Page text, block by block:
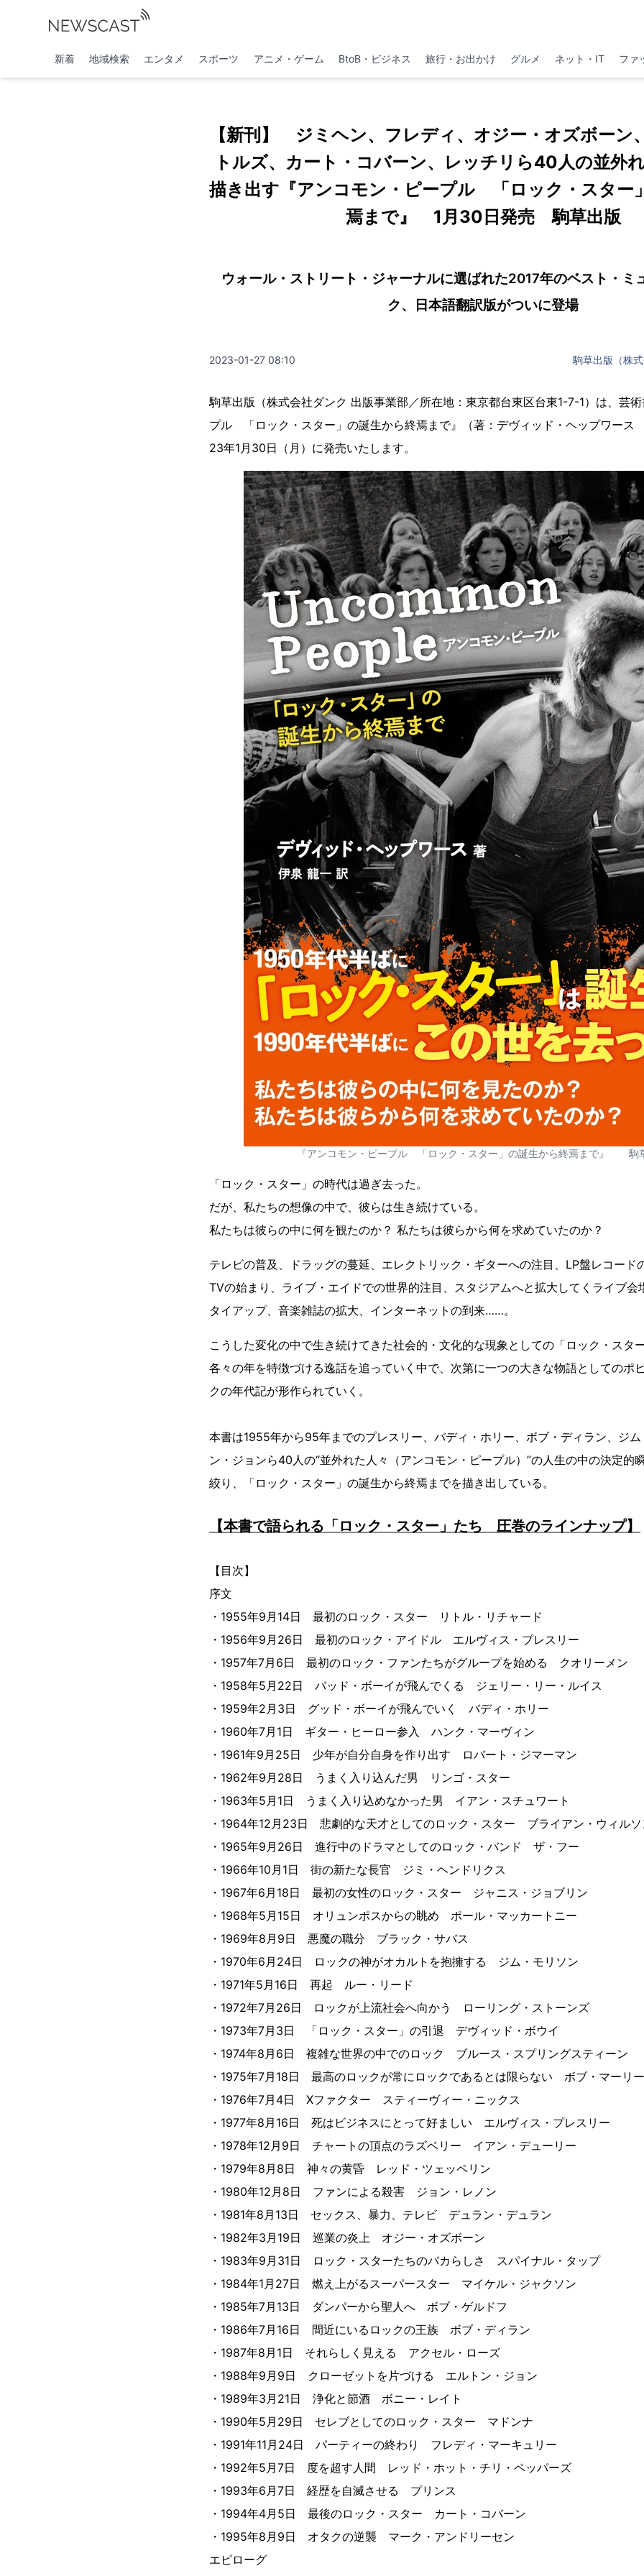
新着 地域検索 エンタメ スポーツ アニメ・ゲーム BtoB・ビジネス 旅行・お出かけ グルメ ネット・IT ファ
【新刊】 ジミヘン、フレディ、オジー・オズボーン
トルズ、カート・コバーン、レッチリら40人の並外
描き出す『アンコモン・ピープル 「ロック・スター
焉まで』 1月30日発売 駒草出版
ウォール・ストリート・ジャーナルに選ばれた2017年のベスト・ミ
ク、日本語翻訳版がついに登場
2023-01-27 08:10 駒草出版（株
駒草出版（株式会社ダンク 出版事業部／所在地：東京都台東区台東1-7-1）は、芸
プル 「ロック・スター」の誕生から終焉まで』（著：デヴィッド・ヘップワー
23年1月30日（月）に発売いたします。
『アンコモン・ピープル 「ロック・スター」の誕生から終焉まで』 駒
「ロック・スター」の時代は過ぎ去った。
だが、私たちの想像の中で、彼らは生き続けている。
私たちは彼らの中に何を観たのか？ 私たちは彼らから何を求めていたのか？
テレビの普及、ドラッグの蔓延、エレクトリック・ギターへの注目、LP盤レコード
TVの始まり、ライブ・エイドでの世界的注目、スタジアムへと拡大してくライブ会
タイアップ、音楽雑誌の拡大、インターネットの到来……。
こうした変化の中で生き続けてきた社会的・文化的な現象としての「ロック・スタ
各々の年を特徴づける逸話を追っていく中で、次第に一つの大きな物語としてのポ
クの年代記が形作られていく。
本書は1955年から95年までのプレスリー、バディ・ホリー、ボブ・ディラン、ジ
ン・ジョンら40人の“並外れた人々（アンコモン・ピープル）”の人生の中の決定的
絞り、「ロック・スター」の誕生から終焉までを描き出している。
【本書で語られる「ロック・スター」たち 圧巻のラインナップ】
【目次】
序文
・1955年9月14日 最初のロック・スター リトル・リチャード
・1956年9月26日 最初のロック・アイドル エルヴィス・プレスリー
・1957年7月6日 最初のロック・ファンたちがグループを始める クオリーメン
・1958年5月22日 バッド・ボーイが飛んでくる ジェリー・リー・ルイス
・1959年2月3日 グッド・ボーイが飛んでいく バディ・ホリー
・1960年7月1日 ギター・ヒーロー参入 ハンク・マーヴィン
・1961年9月25日 少年が自分自身を作り出す ロバート・ジマーマン
・1962年9月28日 うまく入り込んだ男 リンゴ・スター
・1963年5月1日 うまく入り込めなかった男 イアン・スチュワート
・1964年12月23日 悲劇的な天才としてのロック・スター ブライアン・ウィルソ
・1965年9月26日 進行中のドラマとしてのロック・バンド ザ・フー
・1966年10月1日 街の新たな長官 ジミ・ヘンドリクス
・1967年6月18日 最初の女性のロック・スター ジャニス・ジョブリン
・1968年5月15日 オリュンポスからの眺め ポール・マッカートニー
・1969年8月9日 悪魔の職分 ブラック・サバス
・1970年6月24日 ロックの神がオカルトを抱擁する ジム・モリソン
・1971年5月16日 再起 ルー・リード
・1972年7月26日 ロックが上流社会へ向かう ローリング・ストーンズ
・1973年7月3日 「ロック・スター」の引退 デヴィッド・ボウイ
・1974年8月6日 複雑な世界の中でのロック ブルース・スプリングスティーン
・1975年7月18日 最高のロックが常にロックであるとは限らない ボブ・マーリー
・1976年7月4日 Ⅹファクター スティーヴィー・ニックス
・1977年8月16日 死はビジネスにとって好ましい エルヴィス・プレスリー
・1978年12月9日 チャートの頂点のラズベリー イアン・デューリー
・1979年8月8日 神々の黄昏 レッド・ツェッペリン
・1980年12月8日 ファンによる殺害 ジョン・レノン
・1981年8月13日 セックス、暴力、テレビ デュラン・デュラン
・1982年3月19日 巡業の炎上 オジー・オズボーン
・1983年9月31日 ロック・スターたちのバカらしさ スパイナル・タップ
・1984年1月27日 燃え上がるスーパースター マイケル・ジャクソン
・1985年7月13日 ダンパーから聖人へ ボブ・ゲルドフ
・1986年7月16日 間近にいるロックの王族 ボブ・ディラン
・1987年8月1日 それらしく見える アクセル・ローズ
・1988年9月9日 クローゼットを片づける エルトン・ジョン
・1989年3月21日 浄化と節酒 ボニー・レイト
・1990年5月29日 セレブとしてのロック・スター マドンナ
・1991年11月24日 パーティーの終わり フレディ・マーキュリー
・1992年5月7日 度を超す人間 レッド・ホット・チリ・ペッパーズ
・1993年6月7日 経歴を自滅させる プリンス
・1994年4月5日 最後のロック・スター カート・コバーン
・1995年8月9日 オタクの逆襲 マーク・アンドリーセン
エピローグ